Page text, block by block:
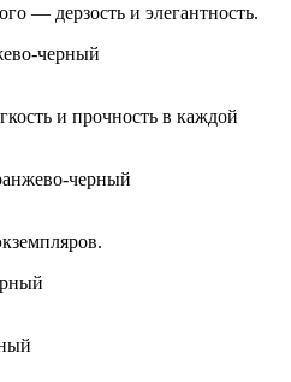
— дерзость и элегантность.
и прочность в каждой